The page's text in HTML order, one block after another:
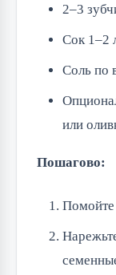
2–3
Сок 1–2
Соль по
или
Пошагово:
Помойте